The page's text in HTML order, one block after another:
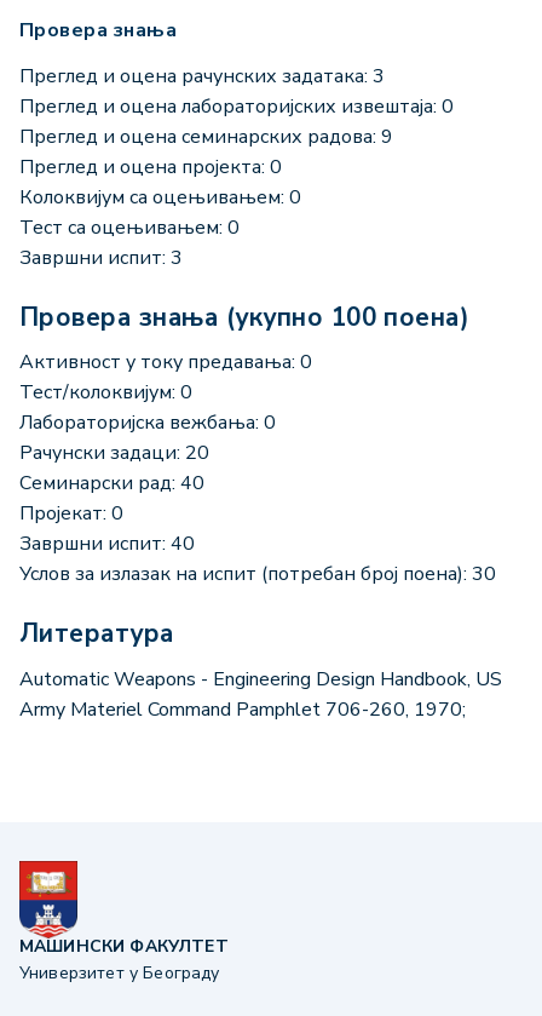
Провера знања
Преглед и оцена рачунских задатака: 3
Преглед и оцена лабораторијских извештаја: 0
Преглед и оцена семинарских радова: 9
Преглед и оцена пројекта: 0
Колоквијум са оцењивањем: 0
Тест са оцењивањем: 0
Завршни испит: 3
Провера знања (укупно 100 поена)
Активност у току предавања: 0
Тест/колоквијум: 0
Лабораторијска вежбања: 0
Рачунски задаци: 20
Семинарски рад: 40
Пројекат: 0
Завршни испит: 40
Услов за излазак на испит (потребан број поена): 30
Литература
Automatic Weapons - Engineering Design Handbook, US
Army Materiel Command Pamphlet 706-260, 1970;
МАШИНСКИ ФАКУЛТЕТ
Универзитет у Београду